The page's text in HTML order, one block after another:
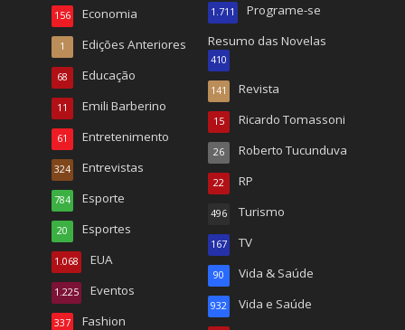
Economia
156
Edições Anteriores
1
Educação
68
Emili Barberino
11
Entretenimento
61
Entrevistas
324
Esporte
784
Esportes
20
EUA
1.068
Eventos
1.225
Fashion
337
Programe-se
1.711
Resumo das Novelas
410
Revista
141
Ricardo Tomassoni
15
Roberto Tucunduva
26
RP
22
Turismo
496
TV
167
Vida & Saúde
90
Vida e Saúde
932